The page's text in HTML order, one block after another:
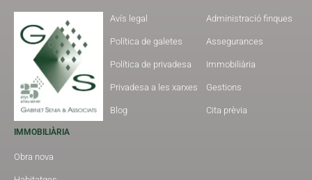
Avís legal
Política de galetes
Política de privadesa
Privadesa a les xarxes
Blog
Administració finques
Assegurances
Immobiliària
Gestions
Cita prèvia
IMMOBILIÀRIA
Obra nova